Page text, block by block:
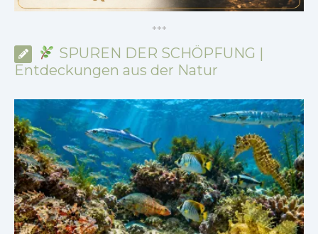
***
SPUREN DER SCHÖPFUNG |
Entdeckungen aus der Natur